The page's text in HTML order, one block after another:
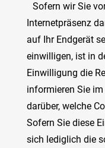
Sofern wir Sie
Internetpräsenz
auf Ihr Endgerät
einwilligen, ist in
Einwilligung die
informieren Sie
darüber, welche
Sofern Sie diese
sich lediglich die